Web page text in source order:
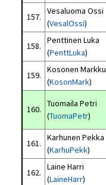
157.
Vesaluoma Ossi
(VesalOssi)
158.
Penttinen Luka
(PenttLuka)
159.
Kosonen Markku
(KosonMark)
160.
Tuomaila Petri
(TuomaPetr)
161.
Karhunen Pekka
(KarhuPekk)
162.
Laine Harri
(LaineHarr)